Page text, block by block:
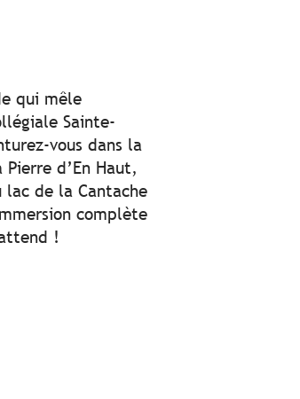
aux favoris
qui mêle
Sainte-
vous dans la
d’En Haut,
de la Cantache
complète
!